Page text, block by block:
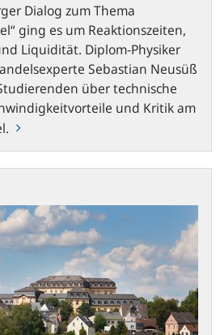
Dialog zum Thema
ging es um Reaktionszeiten,
Liquidität. Diplom-Physiker
Sebastian Neusüß
über technische
und Kritik am